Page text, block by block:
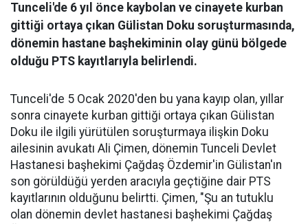
Tunceli'de 6 yıl önce kaybolan ve cinayete kurban
gittiği ortaya çıkan Gülistan Doku soruşturmasında,
dönemin hastane başhekiminin olay günü bölgede
olduğu PTS kayıtlarıyla belirlendi.
Tunceli'de 5 Ocak 2020'den bu yana kayıp olan, yıllar
sonra cinayete kurban gittiği ortaya çıkan Gülistan
Doku ile ilgili yürütülen soruşturmaya ilişkin Doku
ailesinin avukatı Ali Çimen, dönemin Tunceli Devlet
Hastanesi başhekimi Çağdaş Özdemir'in Gülistan'ın
son görüldüğü yerden aracıyla geçtiğine dair PTS
kayıtlarının olduğunu belirtti. Çimen, "Şu an tutuklu
olan dönemin devlet hastanesi başhekimi Çağdaş